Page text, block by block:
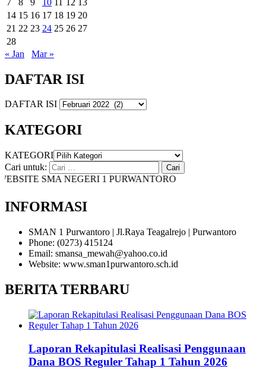
14 15 16 17 18 19 20
21 22 23 24 25 26 27
28
« Jan
Mar »
DAFTAR ISI
DAFTAR ISI
KATEGORI
KATEGORI
Cari untuk:
SMA NEGERI 1 PURWANTORO
INFORMASI
SMAN 1 Purwantoro | Jl.Raya Teagalrejo | Purwantoro
Phone: (0273) 415124
Email: smansa_mewah@yahoo.co.id
Website: www.sman1purwantoro.sch.id
BERITA TERBARU
Laporan Rekapitulasi Realisasi Penggunaan
Dana BOS Reguler Tahap 1 Tahun 2026